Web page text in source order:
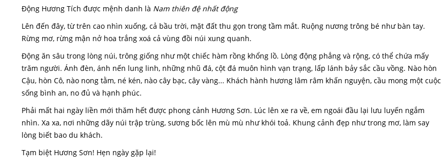
Động Hương Tích được mệnh danh là Nam thiên đệ nhất động
Lên đến đây, từ trên cao nhìn xuống, cả bầu trời, mặt đất thu gọn trong tầm mắt. Ruộng nương trông bé như bàn tay.
Rừng mơ, rừng mận nở hoa trắng xoá cả vùng đồi núi xung quanh.
Động ăn sâu trong lòng núi, trông giống như một chiếc hàm rồng khổng lồ. Lòng động phẳng và rộng, có thể chứa mấy
trăm người. Ánh đèn, ánh nến lung linh, những nhũ đá, cột đá muôn hình vạn trạng, lấp lánh bảy sắc cầu vồng. Nào hòn
Cậu, hòn Cô, nào nong tằm, né kén, nào cây bạc, cây vàng... Khách hành hương lâm râm khấn nguyện, cầu mong một cuộc
sống bình an, no đủ và hạnh phúc.
Phải mất hai ngày liền mới thăm hết được phong cảnh Hương Sơn. Lúc lên xe ra về, em ngoái đầu lại lưu luyến ngắm
nhìn. Xa xa, nơi những dãy núi trập trùng, sương bốc lên mù mù như khói toả. Khung cảnh đẹp như trong mơ, làm say
lòng biết bao du khách.
Tạm biệt Hương Sơn! Hẹn ngày gặp lại!